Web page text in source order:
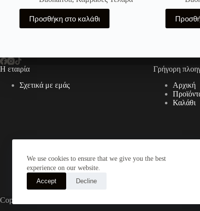
We use cookies to ensure that we give you the best
experience on our website.
Accept
Decline
Προσθήκη στο καλάθι
Η εταιρία
Σχετικά με εμάς
Γρήγορη
Αρχική
Καλάθι
Copyright © 2026 The Art Store - a project by atsompanis